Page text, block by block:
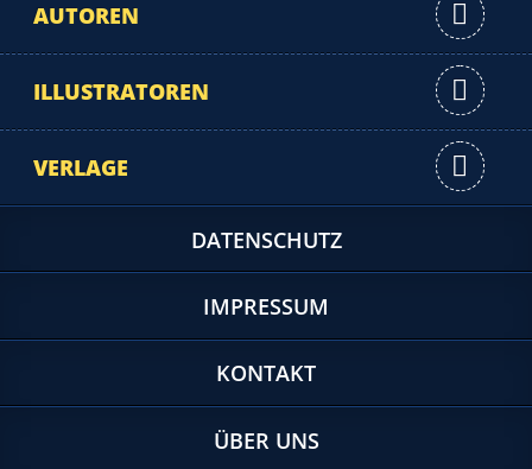
AUTOREN
ILLUSTRATOREN
VERLAGE
DATENSCHUTZ
IMPRESSUM
KONTAKT
ÜBER UNS